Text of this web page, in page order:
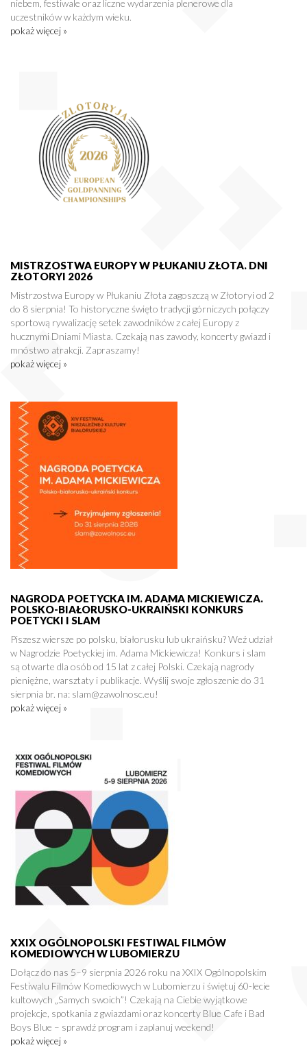
niebem, festiwale oraz liczne wydarzenia plenerowe dla
uczestników w każdym wieku.
pokaż więcej »
MISTRZOSTWA EUROPY W PŁUKANIU ZŁOTA. DNI
ZŁOTORYI 2026
Mistrzostwa Europy w Płukaniu Złota zagoszczą w Złotoryi od 2
do 8 sierpnia! To historyczne święto tradycji górniczych połączy
sportową rywalizację setek zawodników z całej Europy z
hucznymi Dniami Miasta. Czekają nas zawody, koncerty gwiazd i
mnóstwo atrakcji. Zapraszamy!
pokaż więcej »
NAGRODA POETYCKA IM. ADAMA MICKIEWICZA.
POLSKO-BIAŁORUSKO-UKRAIŃSKI KONKURS
POETYCKI I SLAM
Piszesz wiersze po polsku, białorusku lub ukraińsku? Weź udział
w Nagrodzie Poetyckiej im. Adama Mickiewicza! Konkurs i slam
są otwarte dla osób od 15 lat z całej Polski. Czekają nagrody
pieniężne, warsztaty i publikacje. Wyślij swoje zgłoszenie do 31
sierpnia br. na: slam@zawolnosc.eu!
pokaż więcej »
XXIX OGÓLNOPOLSKI FESTIWAL FILMÓW
KOMEDIOWYCH W LUBOMIERZU
Dołącz do nas 5–9 sierpnia 2026 roku na XXIX Ogólnopolskim
Festiwalu Filmów Komediowych w Lubomierzu i świętuj 60-lecie
kultowych „Samych swoich”! Czekają na Ciebie wyjątkowe
projekcje, spotkania z gwiazdami oraz koncerty Blue Cafe i Bad
Boys Blue – sprawdź program i zaplanuj weekend!
pokaż więcej »